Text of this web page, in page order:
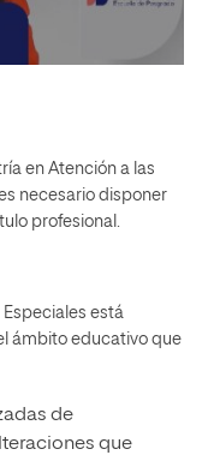
en Atención a las
necesario disponer
profesional.
Especiales está
ámbito educativo que
de
que